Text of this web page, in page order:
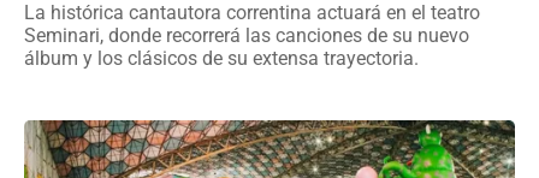
La histórica cantautora correntina actuará en el teatro
Seminari, donde recorrerá las canciones de su nuevo
álbum y los clásicos de su extensa trayectoria.